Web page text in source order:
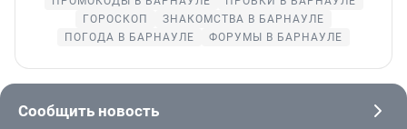
ГОРОСКОП
ЗНАКОМСТВА В БАРНАУЛЕ
ПОГОДА В БАРНАУЛЕ
ФОРУМЫ В БАРНАУЛЕ
Сообщить новость